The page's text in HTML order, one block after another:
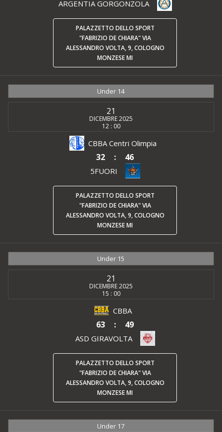
ARGENTIA GORGONZOLA
PALAZZETTO DELLO SPORT
"FABRIZIO DE CHIARA" VIA
ALESSANDRO VOLTA, 9, COLOGNO
MONZESE MI
Under 14
21
DICEMBRE 2025
12 : 00
CBBA Centri Olimpia
32 : 46
5FUORI
PALAZZETTO DELLO SPORT
"FABRIZIO DE CHIARA" VIA
ALESSANDRO VOLTA, 9, COLOGNO
MONZESE MI
Under 15
21
DICEMBRE 2025
15 : 00
CBBA
63 : 49
ASD GIRAVOLTA
PALAZZETTO DELLO SPORT
"FABRIZIO DE CHIARA" VIA
ALESSANDRO VOLTA, 9, COLOGNO
MONZESE MI
Under 17